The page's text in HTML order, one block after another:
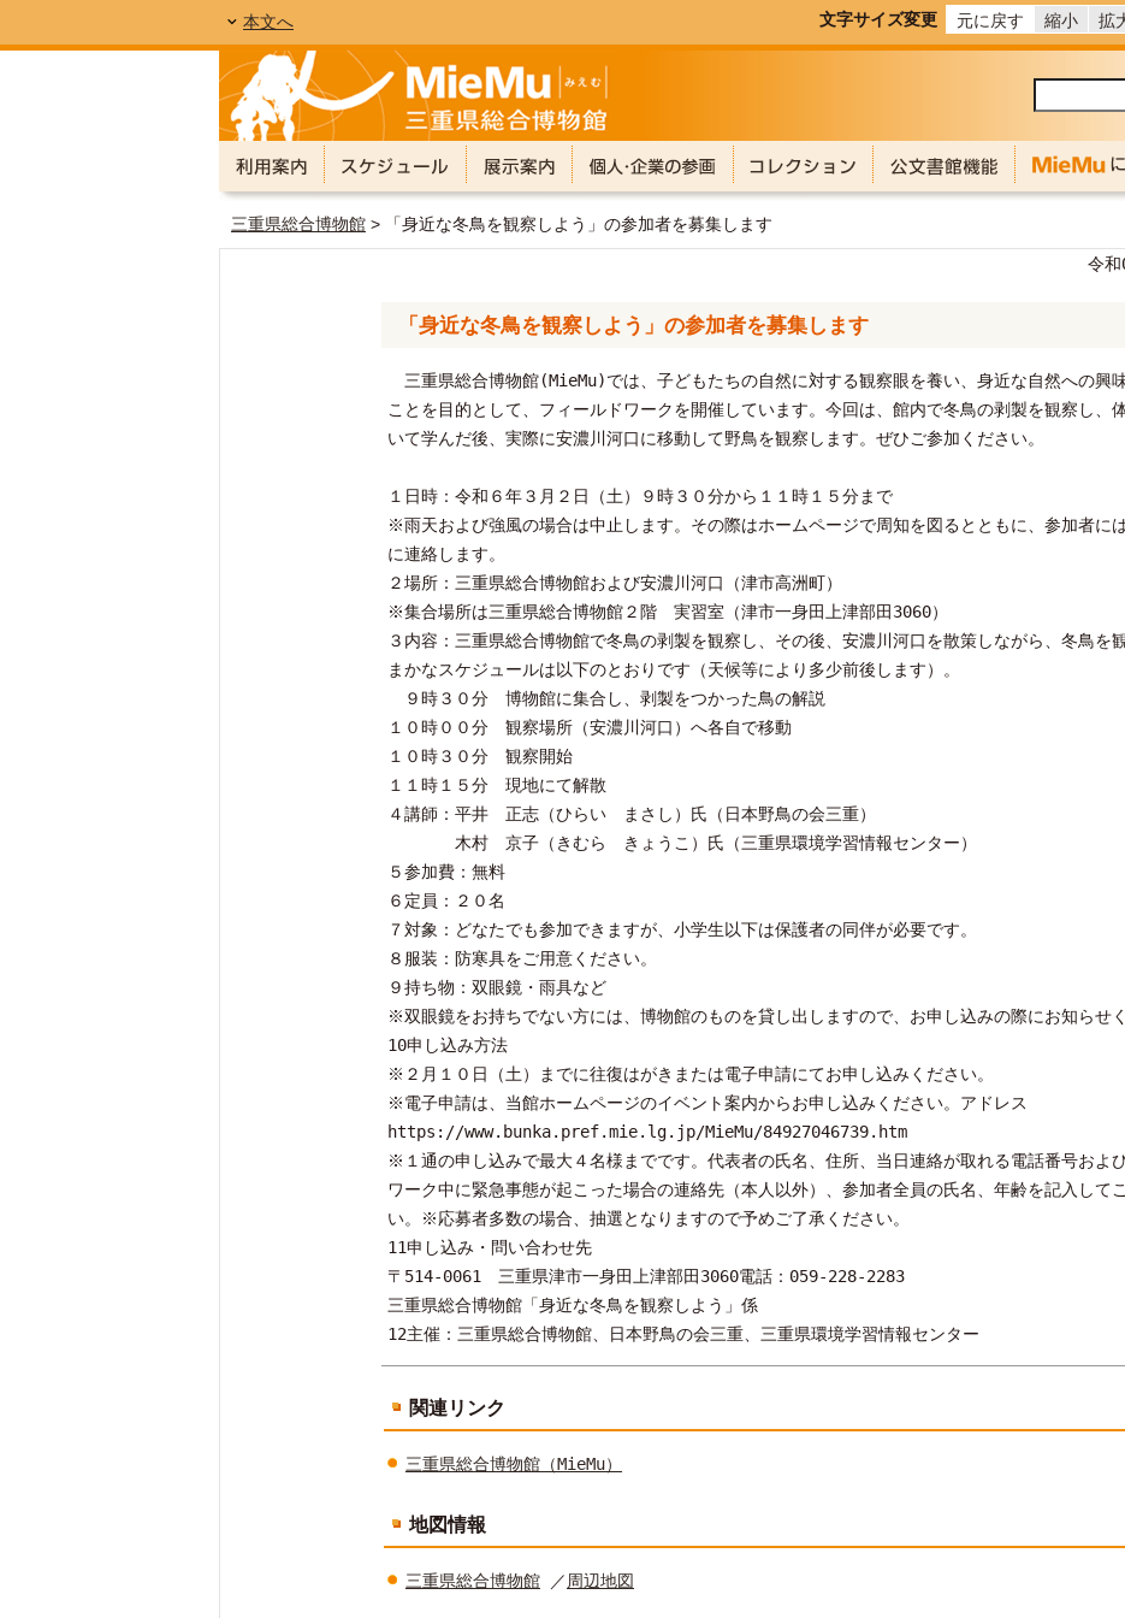
本文へ 文字サイズ変更 元に戻す 縮小 拡
三重県総合博物館 > 「身近な冬鳥を観察しよう」の参加者を募集します
令和
「身近な冬鳥を観察しよう」の参加者を募集します
三重県総合博物館(MieMu)では、子どもたちの自然に対する観察眼を養い、身近な自然への興
ことを目的として、フィールドワークを開催しています。今回は、館内で冬鳥の剥製を観察し、
いて学んだ後、実際に安濃川河口に移動して野鳥を観察します。ぜひご参加ください。
１日時：令和６年３月２日（土）９時３０分から１１時１５分まで
※雨天および強風の場合は中止します。その際はホームページで周知を図るとともに、参加者に
に連絡します。
２場所：三重県総合博物館および安濃川河口（津市高洲町）
※集合場所は三重県総合博物館２階 実習室（津市一身田上津部田3060）
３内容：三重県総合博物館で冬鳥の剥製を観察し、その後、安濃川河口を散策しながら、冬鳥を
まかなスケジュールは以下のとおりです（天候等により多少前後します）。
９時３０分 博物館に集合し、剥製をつかった鳥の解説
１０時００分 観察場所（安濃川河口）へ各自で移動
１０時３０分 観察開始
１１時１５分 現地にて解散
４講師：平井 正志（ひらい まさし）氏（日本野鳥の会三重）
木村 京子（きむら きょうこ）氏（三重県環境学習情報センター）
５参加費：無料
６定員：２０名
７対象：どなたでも参加できますが、小学生以下は保護者の同伴が必要です。
８服装：防寒具をご用意ください。
９持ち物：双眼鏡・雨具など
※双眼鏡をお持ちでない方には、博物館のものを貸し出しますので、お申し込みの際にお知らせく
10申し込み方法
※２月１０日（土）までに往復はがきまたは電子申請にてお申し込みください。
※電子申請は、当館ホームページのイベント案内からお申し込みください。アドレス
https://www.bunka.pref.mie.lg.jp/MieMu/84927046739.htm
※１通の申し込みで最大４名様までです。代表者の氏名、住所、当日連絡が取れる電話番号およ
ワーク中に緊急事態が起こった場合の連絡先（本人以外）、参加者全員の氏名、年齢を記入して
い。※応募者多数の場合、抽選となりますので予めご了承ください。
11申し込み・問い合わせ先
〒514-0061 三重県津市一身田上津部田3060電話：059-228-2283
三重県総合博物館「身近な冬鳥を観察しよう」係
12主催：三重県総合博物館、日本野鳥の会三重、三重県環境学習情報センター
関連リンク
三重県総合博物館（MieMu）
地図情報
三重県総合博物館 ／周辺地図